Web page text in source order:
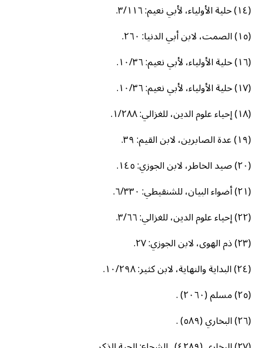
(١٤) حلية الأولياء، لأبي نعيم: ٣/١١٦.
(١٥) الصمت، لابن أبي الدنيا: ٢٦٠.
(١٦) حلية الأولياء، لأبي نعيم: ١٠/٣٦.
(١٧) حلية الأولياء، لأبي نعيم: ١٠/٣٦.
(١٨) إحياء علوم الدين، للغزالي: ١/٢٨٨.
(١٩) عدة الصابرين، لابن القيم: ٣٩.
(٢٠) صيد الخاطر، لابن الجوزي: ١٤٥.
(٢١) أضواء البيان، للشنقيطي: ٦/٣٣٠.
(٢٢) إحياء علوم الدين، للغزالي: ٣/٦٦.
(٢٣) ذم الهوى، لابن الجوزي: ٢٧.
(٢٤) البداية والنهاية، لابن كثير: ١٠/٢٩٨.
(٢٥) مسلم (٢٠٦٠) .
(٢٦) البخاري (٥٨٩) .